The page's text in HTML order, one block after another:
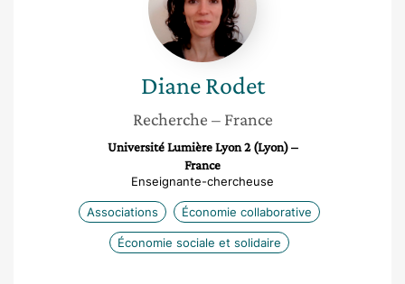
Diane Rodet
Recherche – France
Université Lumière Lyon 2 (Lyon) –
France
Enseignante-chercheuse
Associations Économie collaborative
Économie sociale et solidaire